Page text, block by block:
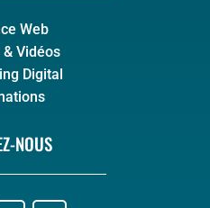
Web
& Vidéos
Digital
NOUS